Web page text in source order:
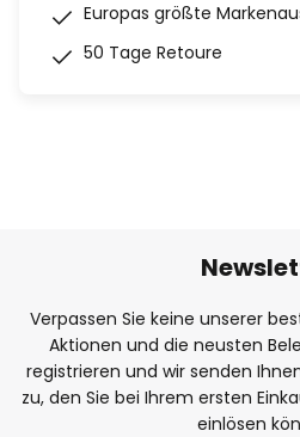
Europas größte
50 Tage Retoure
Verpassen Sie keine unserer
Aktionen und die neusten
registrieren und wir senden
zu, den Sie bei Ihrem ersten
einlösen